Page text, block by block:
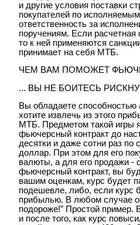
и другие условия поставки
покупателей по
ответственность за
поручениям. Если расчетная
то к ней применяются
принимает на себя МТБ.
ЧЕМ ВАМ ПОМОЖЕТ
... ВЫ НЕ БОИТЕСЬ
Вы обладаете способностью
хотите извлечь из этого
МТБ. Предметом такой игры
фьючерсный контракт до
десятки и даже сотни раз
доллар. При этом для его
валюты, а для его продажи -
фьючерсный контракт, вы
вашим оценкам, курс будет
подешевле, либо, если курс
прибылью. В любом случае
подороже!” Простой пример.
и после того, как курс